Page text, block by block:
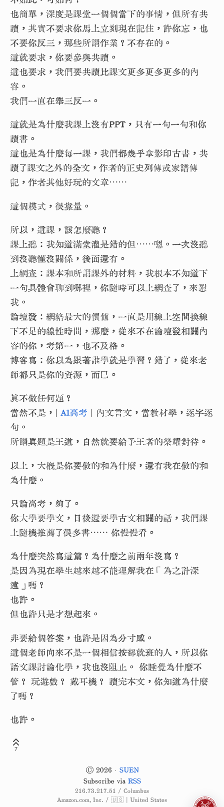
也簡單，深度是課堂一個個當下的事情，但所有共
讀，其實不要求你馬上立刻現在記住，許你忘，也
不要你反三，那些所謂作業？不存在的。
這就要求，你要參與共讀。
這也要求，我們要共讀比課文更多更多更多的內
容。
我們一直在舉三反一。
這就是為什麼我課上沒有PPT，只有一句一句和你
讀書。
這也是為什麼每一課，我們都幾乎拿影印古書，共
讀了課文之外的全文，作者的正史列傳或家譜傳
記，作者其他好玩的文章⋯⋯
這個模式，很靠量。
所以，這課，該怎麼聽？
課上聽：我知道滿堂灌是錯的但⋯⋯嗯。一次沒聽
到沒聽懂沒關係，後面還有。
上網查：課本和所謂課外的材料，我根本不知道下
一句具體會聊到哪裡，你隨時可以上網查了，來懟
我。
論壇發：網絡最大的價值，一直是用線上空間換線
下不足的線性時間，那麼，從來不在論壇發相關內
容的你，考第一，也不及格。
博客寫：你以為跟著誰學就是學習？錯了，從來老
師都只是你的資源，而已。
真不做任何題？
當然不是，| AI高考 | 內文言文，當教材學，逐字逐
句。
所謂真題是王道，自然就要給予王者的榮耀對待。
以上，大概是你要做的和為什麼，還有我在做的和
為什麼。
只論高考，夠了。
你大學要學文，日後還要學古文相關的話，我們課
上隨機推薦了很多書⋯⋯ 你慢慢看。
為什麼突然寫這篇？為什麼之前兩年沒寫？
是因為現在學生越來越不能理解我在「為之計深
遠」嗎？
也許。
但也許只是才想起來。
非要給個答案，也許是因為分寸感。
這個老師向來不是一個相信按部就班的人，所以你
語文課討論化學，我也沒阻止。 你睡覺為什麼不
管？ 玩遊戲？ 戴耳機？ 讀完本文，你知道為什麼
了嗎？
也許。
7
© 2026 · SUEN
Subscribe via RSS
216.73.217.51 / Columbus
Amazon.com, Inc. / 🇺🇸 | United States